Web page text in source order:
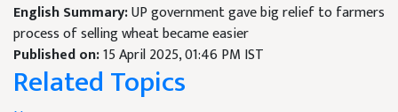
English Summary:UP government gave big relief to farmers
process of selling wheat became easier
Published on:15 April 2025, 01:46 PM IST
Related Topics